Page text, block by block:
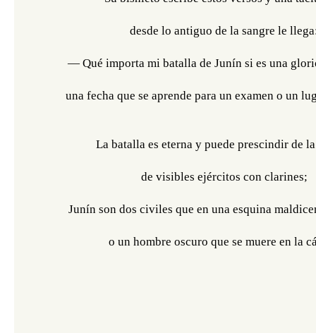
desde lo antiguo de la sangre le
— Qué importa mi batalla de Junín si es una
una fecha que se aprende para un examen o un
La batalla es eterna y puede prescindir de
de visibles ejércitos con clarines;
Junín son dos civiles que en una esquina
o un hombre oscuro que se muere en la